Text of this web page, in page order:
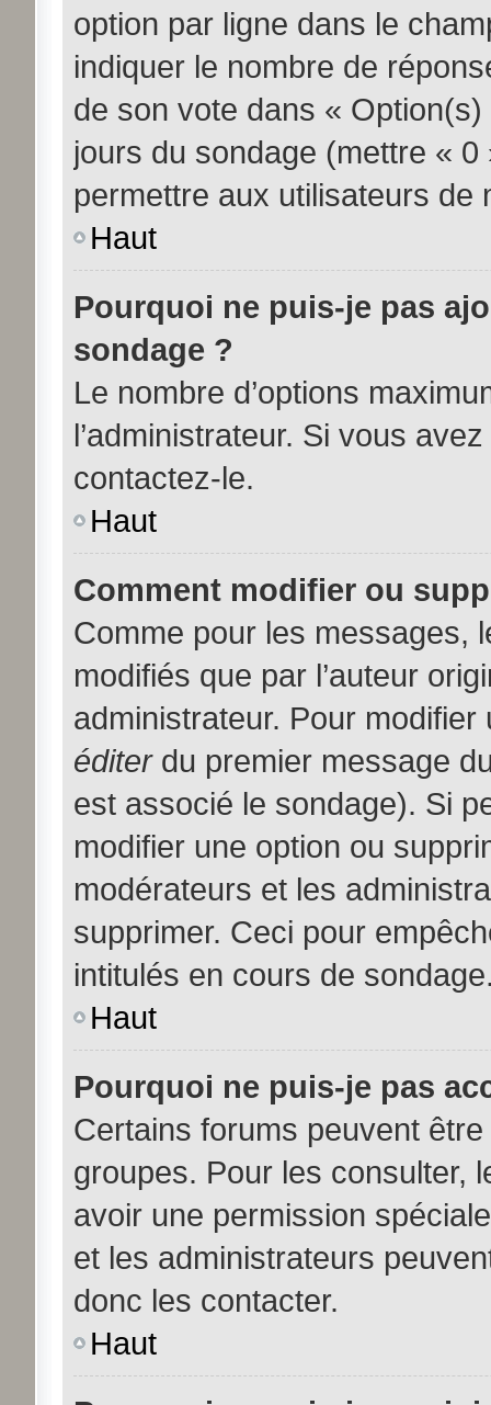
option par ligne dans le
indiquer le nombre de
de son vote dans «
jours du sondage (mettre «
permettre aux utilisateurs de
Haut
Pourquoi ne puis-je pas
sondage ?
Le nombre d’options
l’administrateur. Si vous
contactez-le.
Haut
Comment modifier ou
Comme pour les messages,
modifiés que par l’auteur
administrateur. Pour
éditerdu premier message
est associé le sondage). Si
modifier une option ou
modérateurs et les
supprimer. Ceci pour
intitulés en cours de
Haut
Pourquoi ne puis-je pas
Certains forums peuvent
groupes. Pour les consulter,
avoir une permission
et les administrateurs
donc les contacter.
Haut